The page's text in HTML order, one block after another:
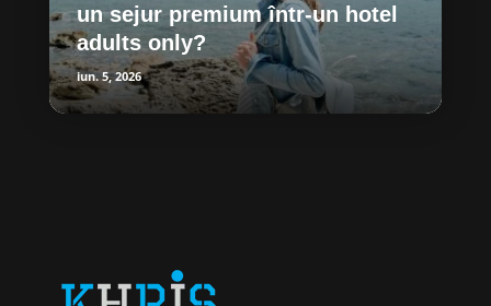
un sejur premium într-un hotel
adults only?
iun. 5, 2026